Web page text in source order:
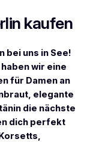
kaufen
bei uns in See!
wir eine
für Damen an
elegante
die nächste
dich perfekt